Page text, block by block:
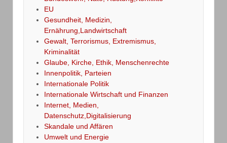
EU
Gesundheit, Medizin,
Ernährung,Landwirtschaft
Gewalt, Terrorismus, Extremismus,
Kriminalität
Glaube, Kirche, Ethik, Menschenrechte
Innenpolitik, Parteien
Internationale Politik
Internationale Wirtschaft und Finanzen
Internet, Medien,
Datenschutz,Digitalisierung
Skandale und Affären
Umwelt und Energie